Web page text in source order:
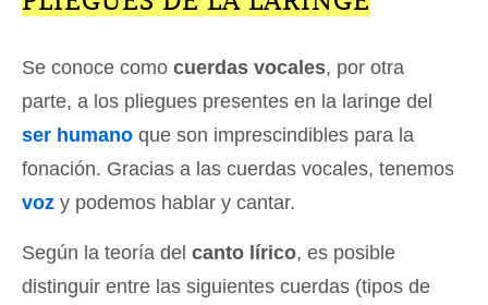
Se conoce como cuerdas vocales, por otra
parte, a los pliegues presentes en la laringe del
ser humano que son imprescindibles para la
fonación. Gracias a las cuerdas vocales, tenemos
voz y podemos hablar y cantar.
Según la teoría del canto lírico, es posible
distinguir entre las siguientes cuerdas (tipos de